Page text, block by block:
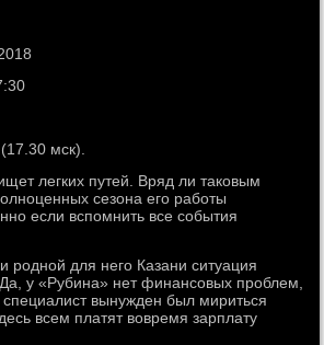
мск).
легких путей. Вряд ли таковым
сезона его работы
если вспомнить все события
родной для него Казани ситуация
у «Рубина» нет финансовых проблем,
специалист вынужден был мириться
всем платят вовремя зарплату